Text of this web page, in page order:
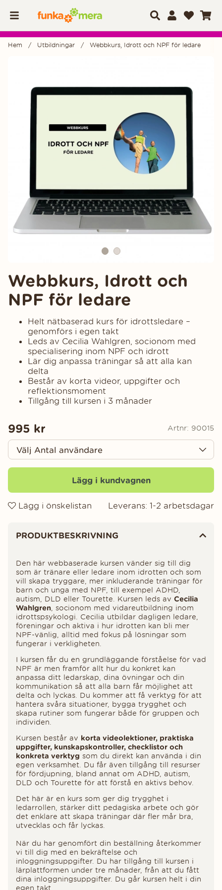
Hem Utbildningar Webbkurs, Idrott och NPF för ledare
Webbkurs, Idrott och
NPF för ledare
Helt nätbaserad kurs för idrottsledare –
genomförs i egen takt
Leds av Cecilia Wahlgren, socionom med
specialisering inom NPF och idrott
Lär dig anpassa träningar så att alla kan
delta
Består av korta videor, uppgifter och
reflektionsmoment
Tillgång till kursen i 3 månader
995 kr Artnr: 90015
Lägg i kundvagnen
Lägg i önskelistan Leverans: 1-2 arbetsdagar
PRODUKTBESKRIVNING
Den här webbaserade kursen vänder sig till dig
som är tränare eller ledare inom idrotten och som
vill skapa tryggare, mer inkluderande träningar för
barn och unga med NPF, till exempel ADHD,
autism, DLD eller Tourette. Kursen leds av Cecilia
Wahlgren, socionom med vidareutbildning inom
idrottspsykologi. Cecilia utbildar dagligen ledare,
föreningar och aktiva i hur idrotten kan bli mer
NPF-vänlig, alltid med fokus på lösningar som
fungerar i verkligheten.
I kursen får du en grundläggande förståelse för vad
NPF är men framför allt hur du konkret kan
anpassa ditt ledarskap, dina övningar och din
kommunikation så att alla barn får möjlighet att
delta och lyckas. Du kommer att få verktyg för att
hantera svåra situationer, bygga trygghet och
skapa rutiner som fungerar både för gruppen och
individen.
Kursen består av korta videolektioner, praktiska
uppgifter, kunskapskontroller, checklistor och
konkreta verktyg som du direkt kan använda i din
egen verksamhet. Du får även tillgång till resurser
för fördjupning, bland annat om ADHD, autism,
DLD och Tourette för att förstå en aktivs behov.
Det här är en kurs som ger dig trygghet i
ledarrollen, stärker ditt pedagiska arbete och gör
det enklare att skapa träningar där fler mår bra,
utvecklas och får lyckas.
När du har genomfört din beställning återkommer
vi till dig med en bekräftelse och
inloggningsuppgifter. Du har tillgång till kursen i
lärplattformen under tre månader, från att du fått
dina inloggningsuppgifter. Du går kursen helt i din
egen takt.